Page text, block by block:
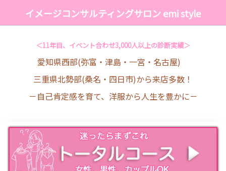
イメージコンサルティングサロン emi style
＜11年目、イベント合わせ3,000人以上の診断実績＞
愛知県西部(弥富・津島・一宮・名古屋)
三重県北勢部(桑名・四日市)から来店多数！
－自己肯定感を育て、洋服から人生を豊かに－